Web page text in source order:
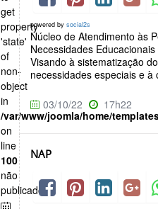
get
property
'state'
of
non-
object
in
/var/www/joomla/home/
on
line
100
não
publicado
powered bysocial2s
Núcleo de Atendimento às
Necessidades
Visando à sistematização
necessidades especiais e à
03/10/22 17h22
NAP